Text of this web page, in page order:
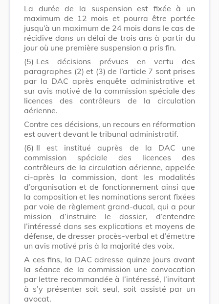
La durée de la suspension est fixée à un
maximum de 12 mois et pourra être portée
jusqu’à un maximum de 24 mois dans le cas de
récidive dans un délai de trois ans à partir du
jour où une première suspension a pris fin.
(5) Les décisions prévues en vertu des
paragraphes (2) et (3) de l’article 7 sont prises
par la DAC après enquête administrative et
sur avis motivé de la commission spéciale des
licences des contrôleurs de la circulation
aérienne.
Contre ces décisions, un recours en réformation
est ouvert devant le tribunal administratif.
(6) Il est institué auprès de la DAC une
commission spéciale des licences des
contrôleurs de la circulation aérienne, appelée
ci-après la commission, dont les modalités
d’organisation et de fonctionnement ainsi que
la composition et les nominations seront fixées
par voie de règlement grand-ducal, qui a pour
mission d’instruire le dossier, d’entendre
l’intéressé dans ses explications et moyens de
défense, de dresser procès-verbal et d’émettre
un avis motivé pris à la majorité des voix.
A ces fins, la DAC adresse quinze jours avant
la séance de la commission une convocation
par lettre recommandée à l’intéressé, l’invitant
à s’y présenter soit seul, soit assisté par un
avocat.